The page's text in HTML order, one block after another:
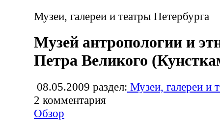
Музеи, галереи и театры Петербурга
Музей антропологии и
Петра Великого
08.05.2009 раздел: Музеи, галереи и
2 комментария
Обзор